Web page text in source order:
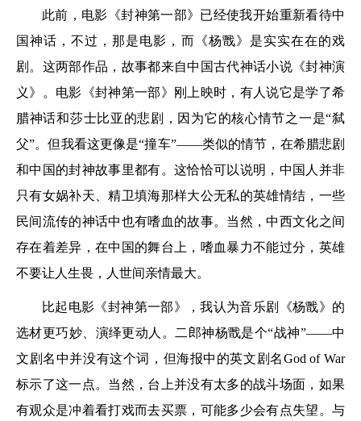
此前，电影《封神第一部》已经使我开始重新看待中
国神话，不过，那是电影，而《杨戬》是实实在在的戏
剧。这两部作品，故事都来自中国古代神话小说《封神演
义》。电影《封神第一部》刚上映时，有人说它是学了希
腊神话和莎士比亚的悲剧，因为它的核心情节之一是“弑
父”。但我看这更像是“撞车”——类似的情节，在希腊悲剧
和中国的封神故事里都有。这恰恰可以说明，中国人并非
只有女娲补天、精卫填海那样大公无私的英雄情结，一些
民间流传的神话中也有嗜血的故事。当然，中西文化之间
存在着差异，在中国的舞台上，嗜血暴力不能过分，英雄
不要让人生畏，人世间亲情最大。
比起电影《封神第一部》，我认为音乐剧《杨戬》的
选材更巧妙、演绎更动人。二郎神杨戬是个“战神”——中
文剧名中并没有这个词，但海报中的英文剧名God of War
标示了这一点。当然，台上并没有太多的战斗场面，如果
有观众是冲着看打戏而去买票，可能多少会有点失望。与